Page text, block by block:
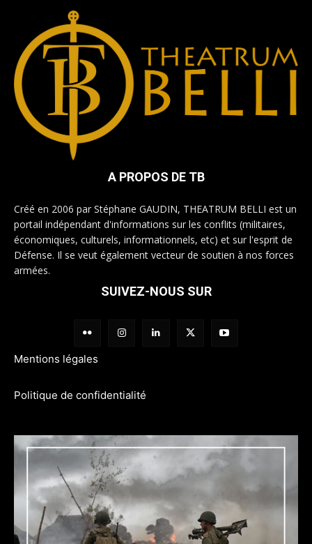
A PROPOS DE TB
Créé en 2006 par Stéphane GAUDIN, THEATRUM BELLI est un
portail indépendant d'informations sur les conflits (militaires,
économiques, culturels, informationnels, etc) et sur l'esprit de
Défense. Il se veut également vecteur de soutien à nos forces
armées.
SUIVEZ-NOUS SUR
Mentions légales
Politique de confidentialité